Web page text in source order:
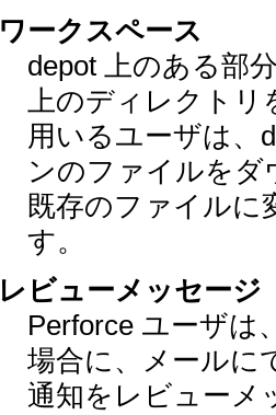
ワークスペース
depot 上のある部
上のディレクトリ
用いるユーザは、
ンのファイルをダ
既存のファイルに
す。
レビューメッセージ
Perforce ユーザは
場合に、メールに
通知をレビューメ